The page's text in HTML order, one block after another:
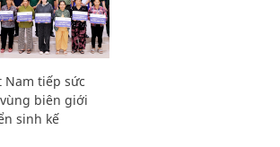
Nam tiếp sức
biên giới
sinh kế